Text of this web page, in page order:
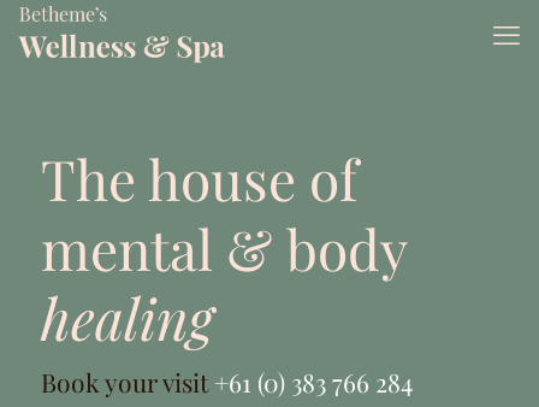
The house of
mental & body
healing
Book your visit+61 (0) 383 766 284